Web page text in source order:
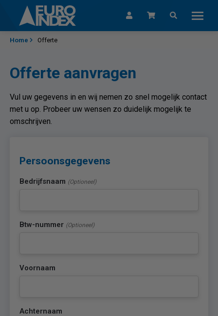
Skip to content
Home Offerte
Offerte aanvragen
Vul uw gegevens in en wij nemen zo snel mogelijk contact
met u op. Probeer uw wensen zo duidelijk mogelijk te
omschrijven.
Persoonsgegevens
Bedrijfsnaam (Optioneel)
Btw-nummer (Optioneel)
Voornaam
Achternaam